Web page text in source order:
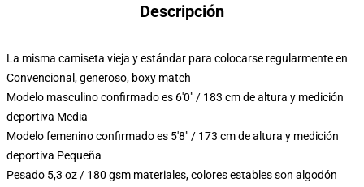
Descripción
La misma camiseta vieja y estándar para colocarse regularmente en
Convencional, generoso, boxy match
Modelo masculino confirmado es 6'0" / 183 cm de altura y medición
deportiva Media
Modelo femenino confirmado es 5'8" / 173 cm de altura y medición
deportiva Pequeña
Pesado 5,3 oz / 180 gsm materiales, colores estables son algodón